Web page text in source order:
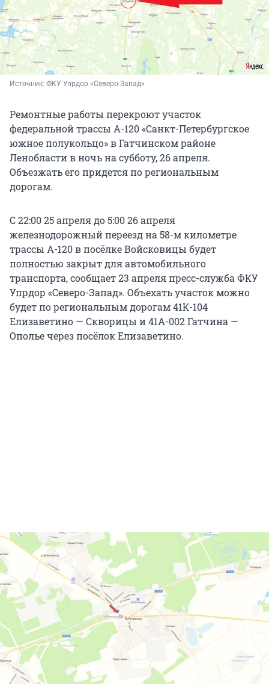
Источник: ФКУ Упрдор «Северо-Запад»
Ремонтные работы перекроют участок
федеральной трассы А-120 «Санкт-Петербургское
южное полукольцо» в Гатчинском районе
Ленобласти в ночь на субботу, 26 апреля.
Объезжать его придется по региональным
дорогам.
С 22:00 25 апреля до 5:00 26 апреля
железнодорожный переезд на 58-м километре
трассы А-120 в посёлке Войсковицы будет
полностью закрыт для автомобильного
транспорта, сообщает 23 апреля пресс-служба ФКУ
Упрдор «Северо-Запад». Объехать участок можно
будет по региональным дорогам 41К-104
Елизаветино — Скворицы и 41А-002 Гатчина —
Ополье через посёлок Елизаветино.